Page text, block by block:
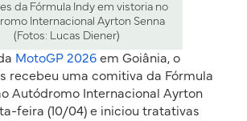
da Fórmula Indy em vistoria no
Internacional Ayrton Senna
(Fotos: Lucas Diener)
MotoGP 2026em Goiânia, o
recebeu uma comitiva da Fórmula
Autódromo Internacional Ayrton
feira (10/04) e iniciou tratativas